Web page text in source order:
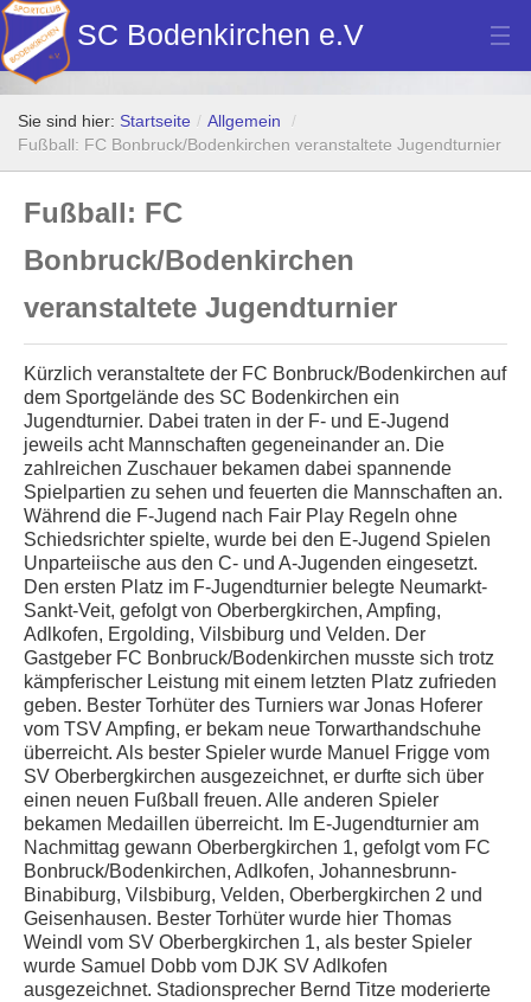
SC Bodenkirchen e.V
Hauptverein
Fußball
Bilder Neubau Vereinsheim
Vereinsheim Hoamat Wirt
Datenschutz
Folge uns auf Instagram
Kursangebote
Sie sind hier: Startseite / Allgemein
/
Fußball: FC Bonbruck/Bodenkirchen veranstaltete Jugendturnier
Fußball: FC
Bonbruck/Bodenkirchen
veranstaltete Jugendturnier
Kürzlich veranstaltete der FC Bonbruck/Bodenkirchen auf
dem Sportgelände des SC Bodenkirchen ein
Jugendturnier. Dabei traten in der F- und E-Jugend
jeweils acht Mannschaften gegeneinander an. Die
zahlreichen Zuschauer bekamen dabei spannende
Spielpartien zu sehen und feuerten die Mannschaften an.
Während die F-Jugend nach Fair Play Regeln ohne
Schiedsrichter spielte, wurde bei den E-Jugend Spielen
Unparteiische aus den C- und A-Jugenden eingesetzt.
Den ersten Platz im F-Jugendturnier belegte Neumarkt-
Sankt-Veit, gefolgt von Oberbergkirchen, Ampfing,
Adlkofen, Ergolding, Vilsbiburg und Velden. Der
Gastgeber FC Bonbruck/Bodenkirchen musste sich trotz
kämpferischer Leistung mit einem letzten Platz zufrieden
geben. Bester Torhüter des Turniers war Jonas Hoferer
vom TSV Ampfing, er bekam neue Torwarthandschuhe
überreicht. Als bester Spieler wurde Manuel Frigge vom
SV Oberbergkirchen ausgezeichnet, er durfte sich über
einen neuen Fußball freuen. Alle anderen Spieler
bekamen Medaillen überreicht. Im E-Jugendturnier am
Nachmittag gewann Oberbergkirchen 1, gefolgt vom FC
Bonbruck/Bodenkirchen, Adlkofen, Johannesbrunn-
Binabiburg, Vilsbiburg, Velden, Oberbergkirchen 2 und
Geisenhausen. Bester Torhüter wurde hier Thomas
Weindl vom SV Oberbergkirchen 1, als bester Spieler
wurde Samuel Dobb vom DJK SV Adlkofen
ausgezeichnet. Stadionsprecher Bernd Titze moderierte